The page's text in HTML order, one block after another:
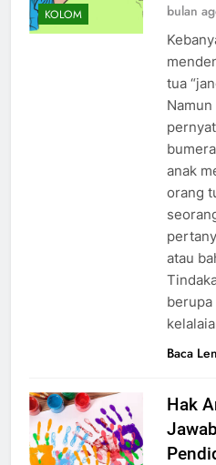
KOLOM
bulan
tua
anak
orang
atau
Baca
Hak